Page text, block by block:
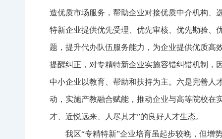
造优质市场服务，帮助企业对接优质中介机构、
特新企业提供优先受理、优先审核、优先勘验、
题，提升代办队伍服务能力，为企业提供优质高
提醒纠正，对专精特新企业实施容错纠错机制，
中小企业以教育、帮助和扶持为主。六是完善人
动，实施产教融合赋能，推动企业与高等院校在
才、近悦远来、人尽其才”的良好人才生态。
我区“专精特新”企业培育虽起步较晚，但增